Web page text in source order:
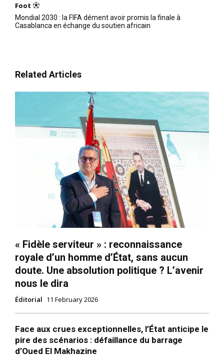
Foot
Mondial 2030 : la FIFA dément avoir promis la finale à
Casablanca en échange du soutien africain
Related Articles
« Fidèle serviteur » : reconnaissance
royale d’un homme d’État, sans aucun
doute. Une absolution politique ? L’avenir
nous le dira
Éditorial 11 February 2026
Face aux crues exceptionnelles, l’État anticipe le
pire des scénarios : défaillance du barrage
d’Oued El Makhazine